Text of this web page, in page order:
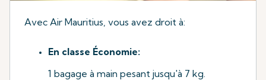
Avec Air Mauritius, vous avez droit à:
En classe Économie:
1 bagage à main pesant jusqu'à 7 kg.